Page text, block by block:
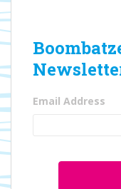
Email Address